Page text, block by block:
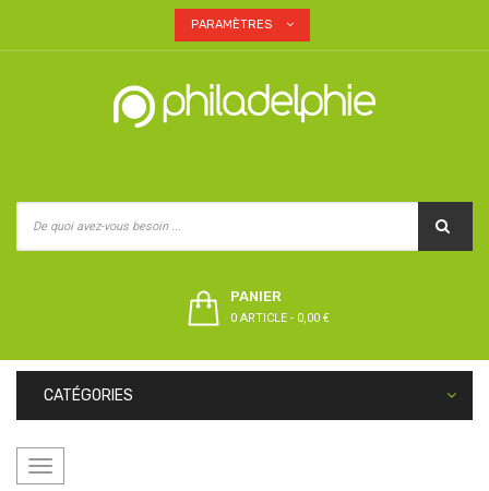
PARAMÈTRES
PANIER
0 ARTICLE - 0,00 €
CATÉGORIES
Basculer